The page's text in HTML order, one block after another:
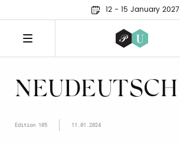
12 - 15 January 2027
NEUDEUTSCH
Edition 105 11.01.2024